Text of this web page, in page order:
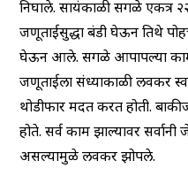
निघाले. सायंकाळी सगळे एकत्र
जणूताईसुद्धा बंडी घेऊन तिथे
घेऊन आले. सगळे आपापल्या
जणूताईला संध्याकाळी लवकर
थोडीफार मदत करत होती.
होते. सर्व काम झाल्यावर
असल्यामुळे लवकर झोपले.